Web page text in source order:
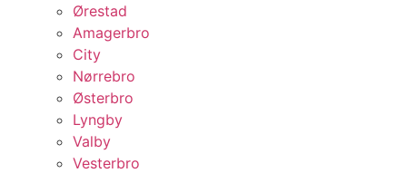
Ørestad
Amagerbro
City
Nørrebro
Østerbro
Lyngby
Valby
Vesterbro